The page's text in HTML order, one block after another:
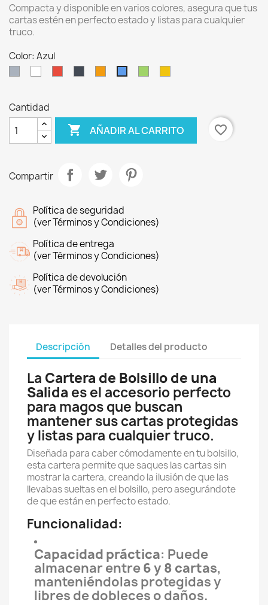
Compacta y disponible en varios colores, asegura que tus
cartas estén en perfecto estado y listas para cualquier
truco.
Color: Azul
Cantidad
 AÑADIR AL CARRITO favorite_border
Compartir
Política de seguridad
(ver Términos y Condiciones)
Política de entrega
(ver Términos y Condiciones)
Política de devolución
(ver Términos y Condiciones)
Descripción Detalles del producto
La Cartera de Bolsillo de una
Salida es el accesorio perfecto
para magos que buscan
mantener sus cartas protegidas
y listas para cualquier truco.
Diseñada para caber cómodamente en tu bolsillo,
esta cartera permite que saques las cartas sin
mostrar la cartera, creando la ilusión de que las
llevabas sueltas en el bolsillo, pero asegurándote
de que están en perfecto estado.
Funcionalidad:
Capacidad práctica: Puede
almacenar entre6 y 8 cartas,
manteniéndolas protegidas y
libres de dobleces o daños.